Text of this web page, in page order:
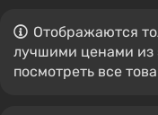
Отображаются
лучшими ценами из
посмотреть все